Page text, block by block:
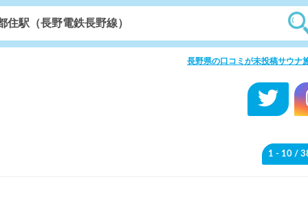
長野県の口コミが未投稿サウナ
1 - 10 /